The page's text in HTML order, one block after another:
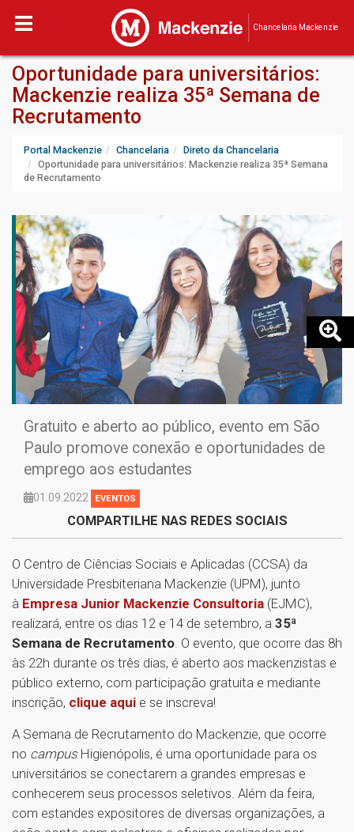
Chancelaria Mackenzie
Oportunidade para universitários:
Mackenzie realiza 35ª Semana de
Recrutamento
Portal Mackenzie Chancelaria
Direto da Chancelaria
Oportunidade para universitários: Mackenzie realiza 35ª Semana
de Recrutamento
Gratuito e aberto ao público, evento em São
Paulo promove conexão e oportunidades de
emprego aos estudantes
01.09.2022 EVENTOS
COMPARTILHE NAS REDES SOCIAIS
O Centro de Ciências Sociais e Aplicadas (CCSA) da
Universidade Presbiteriana Mackenzie (UPM), junto
à Empresa Junior Mackenzie Consultoria (EJMC),
realizará, entre os dias 12 e 14 de setembro, a 35ª
Semana de Recrutamento . O evento, que ocorre das 8h
às 22h durante os três dias, é aberto aos mackenzistas e
público externo, com participação gratuita e mediante
inscrição, clique aqui e se inscreva!
A Semana de Recrutamento do Mackenzie, que ocorre
no campus Higienópolis, é uma oportunidade para os
universitários se conectarem a grandes empresas e
conhecerem seus processos seletivos. Além da feira,
com estandes expositores de diversas organizações, a